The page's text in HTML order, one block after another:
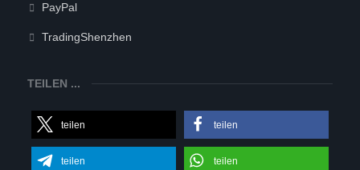
PayPal
TradingShenzhen
TEILEN ...
teilen teilen
teilen teilen